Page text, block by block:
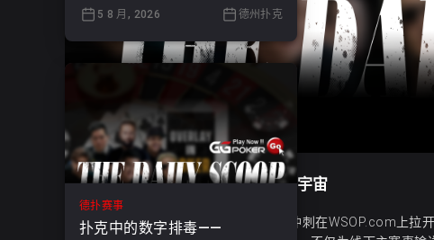
赛事综述：112座席冲刺引爆扑克宇宙
当2023年WSOP Main Event的112座席冲刺在WSOP.com上拉
5 8 月, 2026 德州扑克
德扑赛事
扑克中的数字排毒——